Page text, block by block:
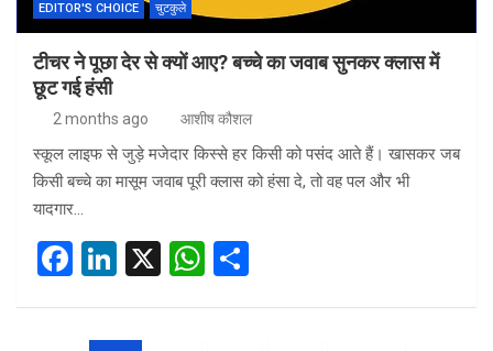
EDITOR'S CHOICE चुटकुले
टीचर ने पूछा देर से क्यों आए? बच्चे का जवाब सुनकर क्लास में
छूट गई हंसी
2 months ago आशीष कौशल
स्कूल लाइफ से जुड़े मजेदार किस्से हर किसी को पसंद आते हैं। खासकर जब
किसी बच्चे का मासूम जवाब पूरी क्लास को हंसा दे, तो वह पल और भी
यादगार…
F
ce
Li
ke
X
W